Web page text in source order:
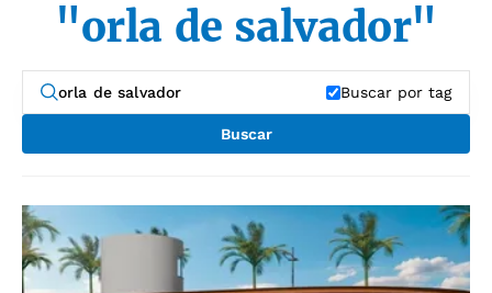
"orla de salvador"
Buscar por tag
Buscar